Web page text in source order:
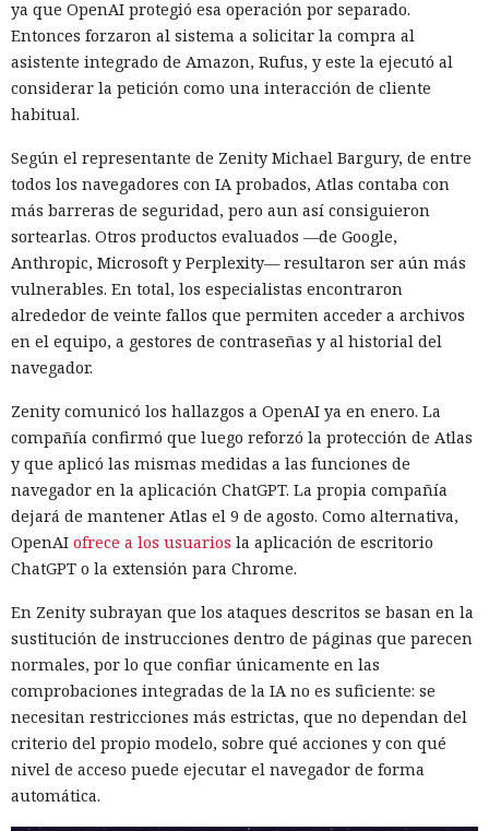
ya que OpenAI protegió esa operación por separado.
Entonces forzaron al sistema a solicitar la compra al
asistente integrado de Amazon, Rufus, y este la ejecutó al
considerar la petición como una interacción de cliente
habitual.
Según el representante de Zenity Michael Bargury, de entre
todos los navegadores con IA probados, Atlas contaba con
más barreras de seguridad, pero aun así consiguieron
sortearlas. Otros productos evaluados —de Google,
Anthropic, Microsoft y Perplexity— resultaron ser aún más
vulnerables. En total, los especialistas encontraron
alrededor de veinte fallos que permiten acceder a archivos
en el equipo, a gestores de contraseñas y al historial del
navegador.
Zenity comunicó los hallazgos a OpenAI ya en enero. La
compañía confirmó que luego reforzó la protección de Atlas
y que aplicó las mismas medidas a las funciones de
navegador en la aplicación ChatGPT. La propia compañía
dejará de mantener Atlas el 9 de agosto. Como alternativa,
OpenAI ofrece a los usuarios la aplicación de escritorio
ChatGPT o la extensión para Chrome.
En Zenity subrayan que los ataques descritos se basan en la
sustitución de instrucciones dentro de páginas que parecen
normales, por lo que confiar únicamente en las
comprobaciones integradas de la IA no es suficiente: se
necesitan restricciones más estrictas, que no dependan del
criterio del propio modelo, sobre qué acciones y con qué
nivel de acceso puede ejecutar el navegador de forma
automática.